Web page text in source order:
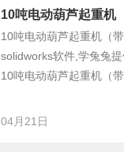
10吨电动葫芦起重机
10吨电动葫芦起重机（
solidworks软件,学兔兔
10吨电动葫芦起重机（带
04月21日